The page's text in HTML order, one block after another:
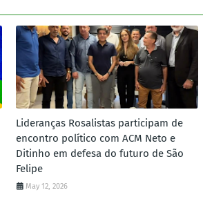
Lideranças Rosalistas participam de
encontro político com ACM Neto e
Ditinho em defesa do futuro de São
Felipe
May 12, 2026